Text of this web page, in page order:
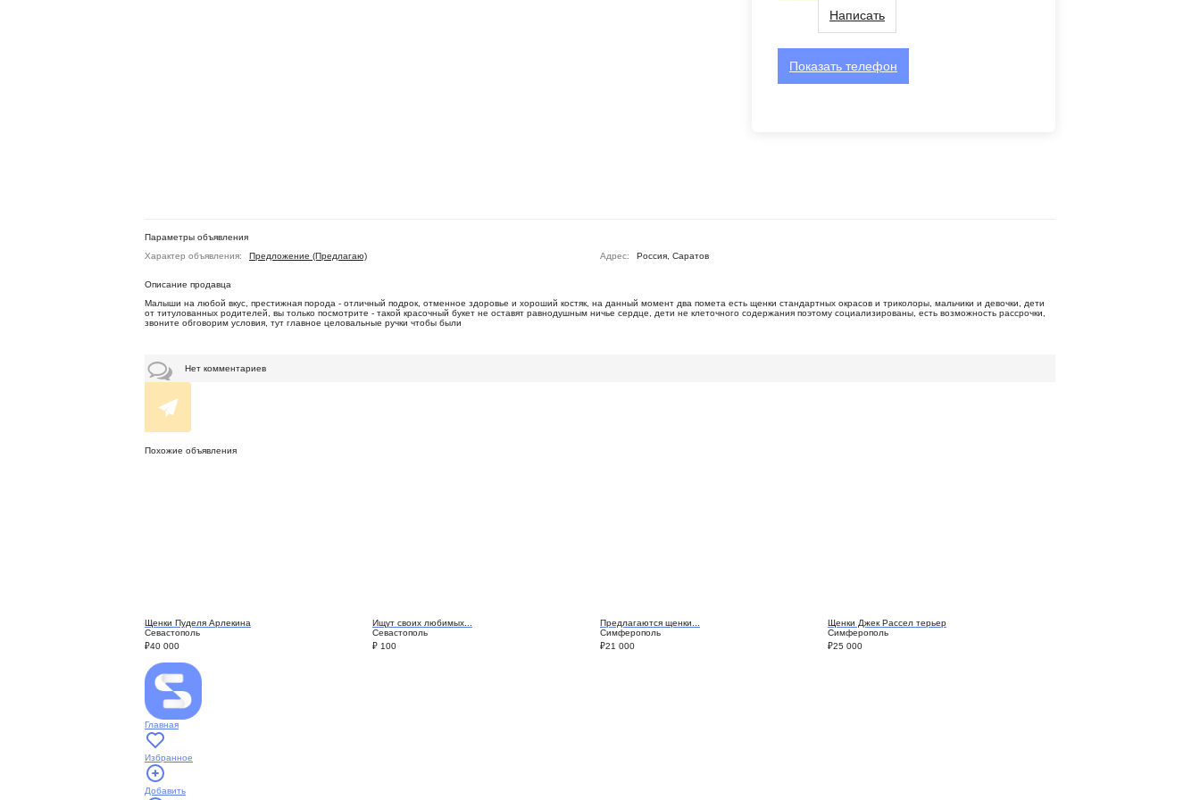
Написать
Показать телефон
Параметры объявления
Характер объявления:
Предложение (Предлагаю) Адрес: Россия, Саратов
Описание продавца
Малыши на любой вкус, престижная порода - отличный подрок, отменное здоровье и хороший костяк, на данный момент два помета есть щенки стандартных окрасов и триколоры, мальчики и девочки, дети
от титулованных родителей, вы только посмотрите - такой красочный букет не оставят равнодушным ничье сердце, дети не клеточного содержания поэтому социализированы, есть возможность рассрочки,
звоните обговорим условия, тут главное целовальные ручки чтобы были
Нет комментариев
Похожие объявления
Щенки Пуделя Арлекина
Севастополь
₽40 000
Ищут своих любимых...
Севастополь
₽ 100
Предлагаются щенки...
Симферополь
₽21 000
Щенки Джек Рассел терьер
Симферополь
₽25 000
Главная
Избранное
Добавить